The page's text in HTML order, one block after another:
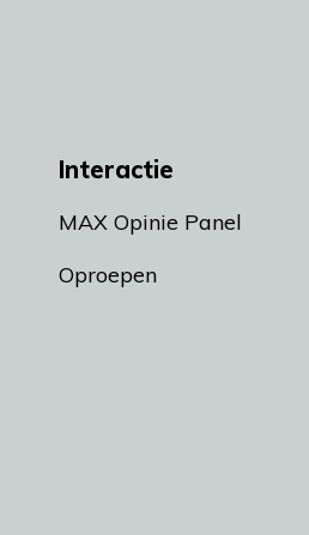
Interactie
MAX Opinie Panel
Oproepen